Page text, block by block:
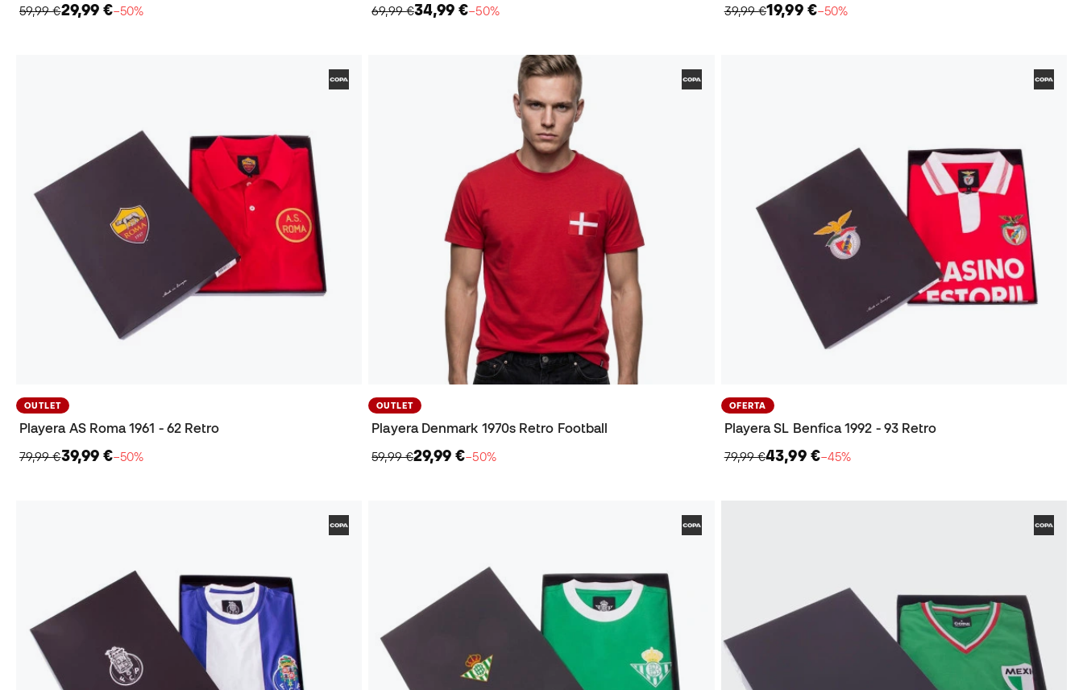
59,99 €29,99 €−50%
69,99 €34,99 €−50%
39,99 €19,99 €−50%
OUTLET
Playera AS Roma 1961 - 62 Retro
79,99 €39,99 €−50%
OUTLET
Playera Denmark 1970s Retro Football
59,99 €29,99 €−50%
OFERTA
Playera SL Benfica 1992 - 93 Retro
79,99 €43,99 €−45%